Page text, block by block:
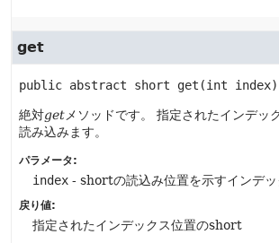
get
public abstract short get (int index)
絶対get メソッドです。
指定されたインデッ
読み込みます。
パラメータ:
index - shortの読込み位置を示すインデッ
戻り値:
指定されたインデックス位置のshort